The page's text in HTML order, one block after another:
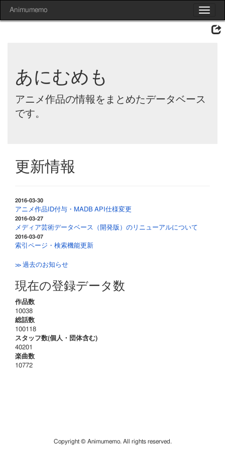
Toggle
Animumemo
あにむめも
アニメ作品の情報をまとめたデータベース
です。
更新情報
2016-03-30
アニメ作品ID付与・MADB API仕様変更
2016-03-27
メディア芸術データベース（開発版）のリニューアルについて
2016-03-07
索引ページ・検索機能更新
≫ 過去のお知らせ
現在の登録データ数
作品数
10038
総話数
100118
スタッフ数(個人・団体含む)
40201
楽曲数
10772
Copyright © Animumemo. All rights reserved.